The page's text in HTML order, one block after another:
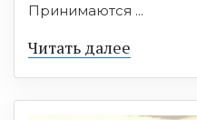
Принимаются ...
Читать далее